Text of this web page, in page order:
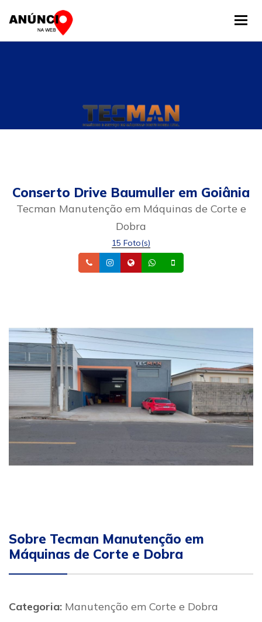
Conserto Drive Baumuller em Goiânia
Tecman Manutenção em Máquinas de Corte e
Dobra
15 Foto(s)
TelefoneInstagram
Site Whatsapp
Sobre Tecman Manutenção em
Máquinas de Corte e Dobra
Categoria: Manutenção em Corte e Dobra